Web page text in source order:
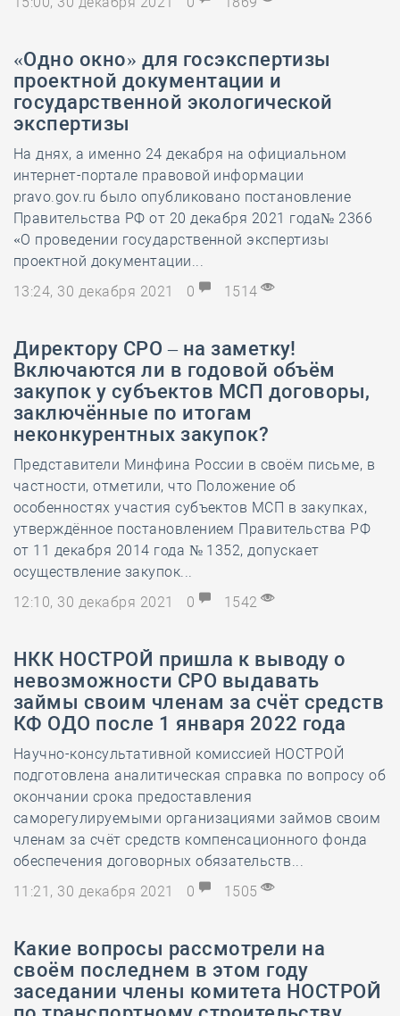
«Одно окно» для госэкспертизы
проектной документации и
государственной экологической
экспертизы
На днях, а именно 24 декабря на официальном
интернет-портале правовой информации
pravo.gov.ru было опубликовано постановление
Правительства РФ от 20 декабря 2021 года№ 2366
«О проведении государственной экспертизы
проектной документации...
13:24, 30 декабря 2021
0 1514
Директору СРО – на заметку!
Включаются ли в годовой объём
закупок у субъектов МСП договоры,
заключённые по итогам
неконкурентных закупок?
Представители Минфина России в своём письме, в
частности, отметили, что Положение об
особенностях участия субъектов МСП в закупках,
утверждённое постановлением Правительства РФ
от 11 декабря 2014 года № 1352, допускает
осуществление закупок...
12:10, 30 декабря 2021
0 1542
НКК НОСТРОЙ пришла к выводу о
невозможности СРО выдавать
займы своим членам за счёт средств
КФ ОДО после 1 января 2022 года
Научно-консультативной комиссией НОСТРОЙ
подготовлена аналитическая справка по вопросу об
окончании срока предоставления
саморегулируемыми организациями займов своим
членам за счёт средств компенсационного фонда
обеспечения договорных обязательств...
11:21, 30 декабря 2021
0 1505
Какие вопросы рассмотрели на
своём последнем в этом году
заседании члены комитета НОСТРОЙ